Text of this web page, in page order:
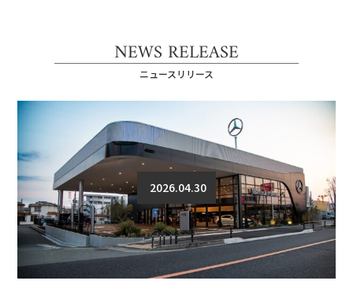
NEWS RELEASE
ニュースリリース
2026.04.30